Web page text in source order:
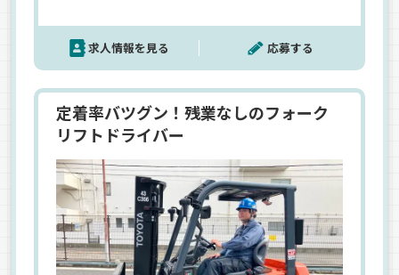
求人情報を見る 応募する
定着率バツグン！残業なしのフォーク
リフトドライバー